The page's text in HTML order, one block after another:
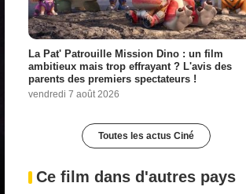
La Pat' Patrouille Mission Dino : un film
ambitieux mais trop effrayant ? L'avis des
parents des premiers spectateurs !
vendredi 7 août 2026
Toutes les actus Ciné
Ce film dans d'autres pays